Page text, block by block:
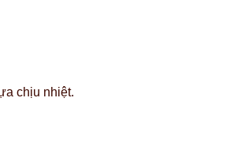
chịu nhiệt.